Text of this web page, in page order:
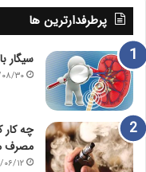
پرطرفدارترین ها
سیگار
۱۴۰۱/
چه کار
مصرف
۱۴۰۲/